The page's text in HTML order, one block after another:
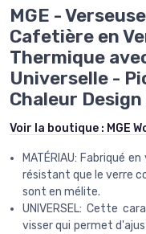
MGE -
Cafetière en
Thermique
Universelle -
Chaleur Design
Voir la boutique : MGE
MATÉRIAU: Fabriqué
résistant que le verre
sont en mélite.
UNIVERSEL: Cette
visser qui permet